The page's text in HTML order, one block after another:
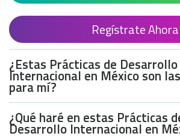
Regístrate Ahora
¿Estas Prácticas de Desarrollo
Internacional en México son
para mí?
¿Qué haré en estas Prácticas
Desarrollo Internacional en